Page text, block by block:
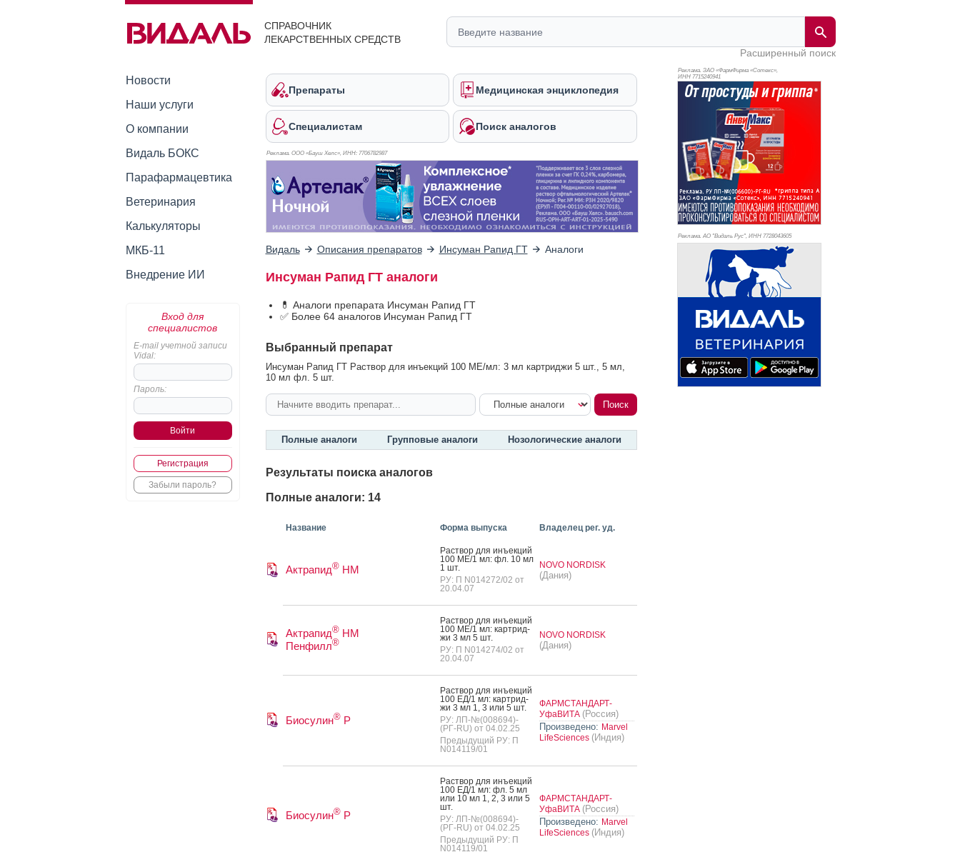
СПРАВОЧНИК
ЛЕКАРСТВЕННЫХ СРЕДСТВ
Расширенный поиск
Новости
Наши услуги
О компании
Видаль БОКС
Парафармацевтика
Ветеринария
Калькуляторы
МКБ-11
Внедрение ИИ
Вход для
специалистов
E-mail учетной записи
Vidal:
Пароль:
Регистрация
Забыли пароль?
Препараты Медицинская энциклопедия
Специалистам Поиск аналогов
Реклама. ООО «Бауш Хелс», ИНН: 7706782987
Видаль Описания препаратов Инсуман Рапид ГТ Аналоги
Инсуман Рапид ГТ аналоги
💊 Аналоги препарата Инсуман Рапид ГТ
✅ Более 64 аналогов Инсуман Рапид ГТ
Выбранный препарат
Инсуман Рапид ГТ Раствор для инъекций 100 МЕ/мл: 3 мл картриджи 5 шт., 5 мл,
10 мл фл. 5 шт.
Полные аналоги Групповые аналоги Нозологические аналоги
Результаты поиска аналогов
Полные аналоги: 14
Название Форма выпуска Владелец рег. уд.
Актрапид®НМ
Рас­твор для инъ­ек­ций
100 МЕ/1 мл: фл. 10 мл
1 шт.
РУ: П N014272/02 от
20.04.07
NOVO NORDISK
(Дания)
Актрапид®НМ
Пенфилл®
Рас­твор для инъ­ек­ций
100 МЕ/1 мл: кар­трид­
жи 3 мл 5 шт.
РУ: П N014274/02 от
20.04.07
NOVO NORDISK
(Дания)
Биосулин®Р
Рас­твор для инъ­ек­ций
100 ЕД/1 мл: кар­трид­
жи 3 мл 1, 3 или 5 шт.
РУ: ЛП-№(008694)-
(РГ-RU) от 04.02.25
Предыдущий РУ: П
N014119/01
ФАРМСТАНДАРТ-
УфаВИТА (Россия)
Произведено: Marvel
LifeSciences (Индия)
Биосулин®Р
Рас­твор для инъ­ек­ций
100 ЕД/1 мл: фл. 5 мл
или 10 мл 1, 2, 3 или 5
шт.
РУ: ЛП-№(008694)-
(РГ-RU) от 04.02.25
Предыдущий РУ: П
N014119/01
ФАРМСТАНДАРТ-
УфаВИТА (Россия)
Произведено: Marvel
LifeSciences (Индия)
Реклама. ЗАО «ФармФирма «Сотекс»,
ИНН 7715240941
Реклама. АО "Видаль Рус", ИНН 7728043605